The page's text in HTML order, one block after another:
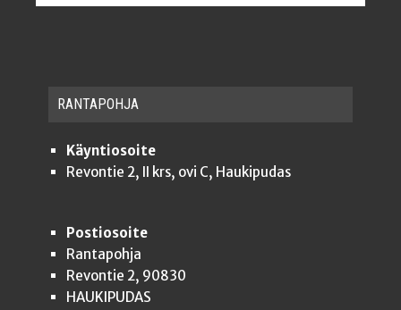
RAN­TA­POH­JA
Käyntiosoite
Revontie 2, II krs, ovi C, Haukipudas
Postiosoite
Rantapohja
Revontie 2, 90830
HAUKIPUDAS